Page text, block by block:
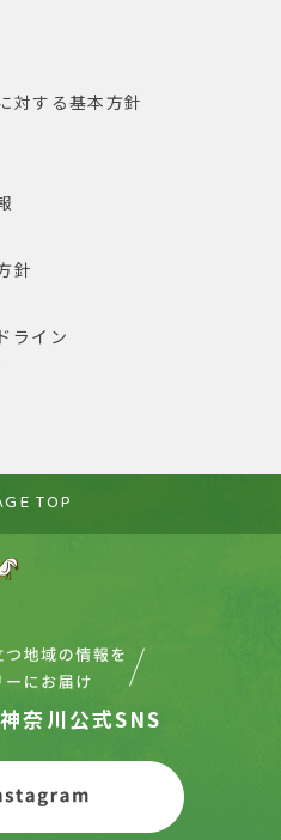
対する基本方針
針
ライン
TOP
奈川公式SNS